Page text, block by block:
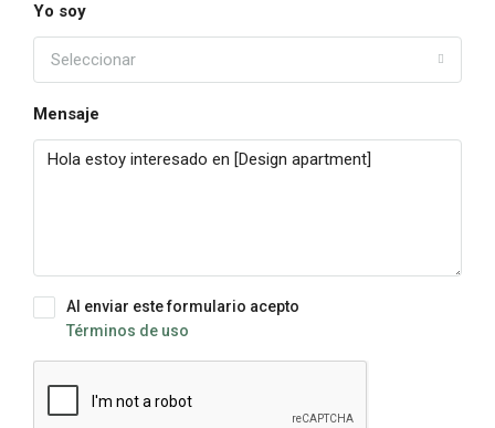
Yo soy
Seleccionar
Mensaje
Al enviar este formulario acepto
Términos de uso